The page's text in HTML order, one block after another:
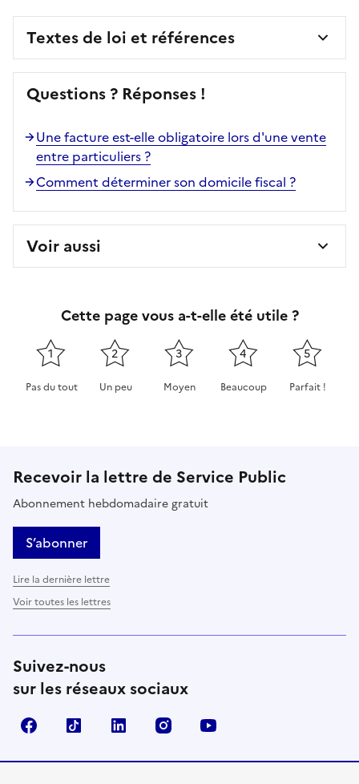
Textes de loi et références
Questions ? Réponses !
Une facture est-elle obligatoire lors d'une vente
entre particuliers ?
Comment déterminer son domicile fiscal ?
Voir aussi
Cette page vous a-t-elle été utile ?
1
Pas du tout
2
Un peu
3
Moyen
4
Beaucoup
5
Parfait !
Recevoir la lettre de Service Public
Abonnement hebdomadaire gratuit
S’abonner
Lire la dernière lettre
Voir toutes les lettres
Suivez-nous
sur les réseaux sociaux
FacebookTikTok LinkedIn Instagram